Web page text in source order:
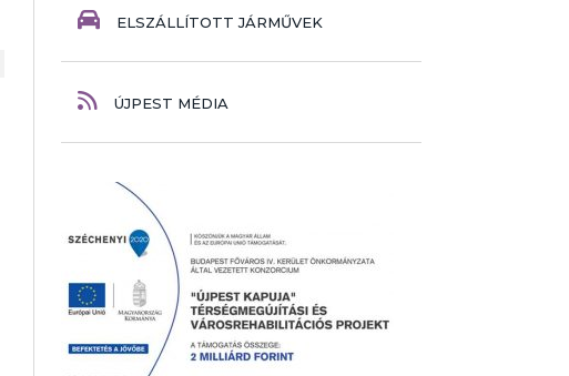
ELSZÁLLÍTOTT JÁRMŰVEK
ÚJPEST MÉDIA